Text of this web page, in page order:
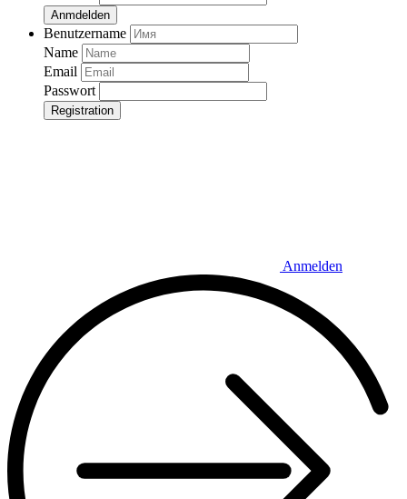
Anmdelden
Benutzername
Name
Email
Passwort
Registration
Anmelden